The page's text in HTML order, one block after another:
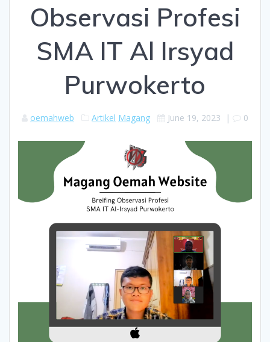
Observasi Profesi
SMA IT Al Irsyad
Purwokerto
oemahweb Artikel Magang June 19, 2023 | 0